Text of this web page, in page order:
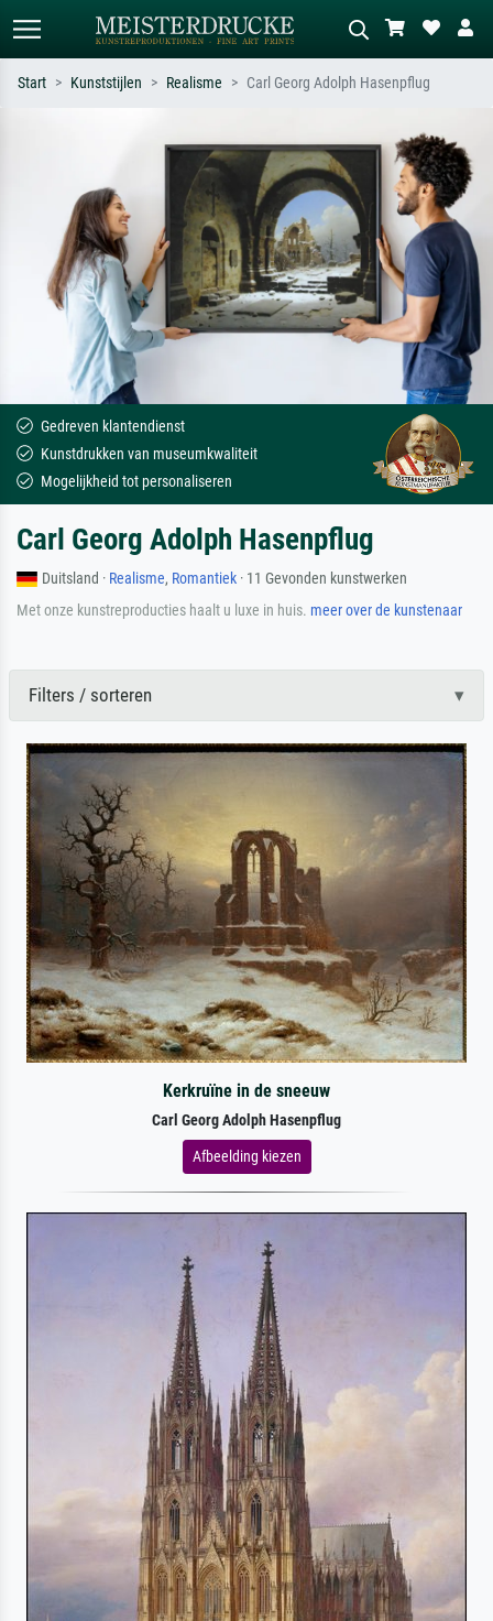
Zoek op kunstenaar, titel of stijl – bijv.
Monet, Sterrennacht, impressionisme,
Hokusai-golf, naakt.
Beschrijf de scène – bijv. groene
weide, abstract met veel rood, donker
olieverfschilderij, staand naakt naast
een boom.
Start Kunststijlen Realisme Carl Georg Adolph Hasenpflug
Gedreven klantendienst
Kunstdrukken van museumkwaliteit
Mogelijkheid tot personaliseren
Carl Georg Adolph Hasenpflug
Duitsland · Realisme, Romantiek · 11 Gevonden kunstwerken
Met onze kunstreproducties haalt u luxe in huis. meer over de kunstenaar
Filters / sorteren
Kerkruïne in de sneeuw
Carl Georg Adolph Hasenpflug
Afbeelding kiezen